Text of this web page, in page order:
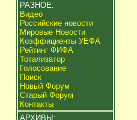
РАЗНОЕ:
Видео
Российские новости
Мировые Новости
Коэффициенты УЕФА
Рейтинг ФИФА
Тотализатор
Голосование
Поиск
Новый Форум
Старый Форум
Контакты
АРХИВЫ: